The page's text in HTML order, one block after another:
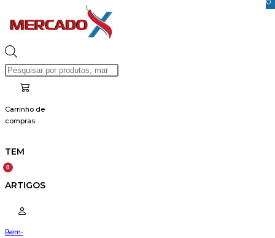
to
search
Carrinho de
compras
TEM
ARTIGOS
Bem-